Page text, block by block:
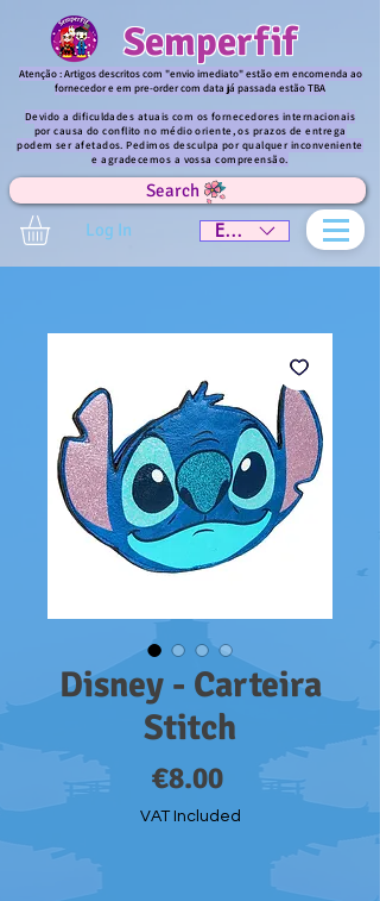
Semperfif
Atenção : Artigos descritos com "envio imediato" estão em encomenda ao
fornecedor e em pre-order com data já passada estão TBA
Devido a dificuldades atuais com os fornecedores internacionais
por causa do conflito no médio oriente, os prazos de entrega
podem ser afetados. Pedimos desculpa por qualquer inconveniente
e agradecemos a vossa compreensão.
Search
Log In
EUR (€)
Disney - Carteira
Stitch
€8.00Price
VAT Included